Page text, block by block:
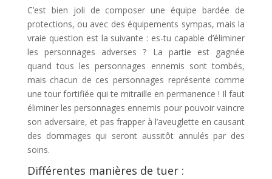
C’est bien joli de composer une équipe bardée de
protections, ou avec des équipements sympas, mais la
vraie question est la suivante : es-tu capable d’éliminer
les personnages adverses ? La partie est gagnée
quand tous les personnages ennemis sont tombés,
mais chacun de ces personnages représente comme
une tour fortifiée qui te mitraille en permanence ! Il faut
éliminer les personnages ennemis pour pouvoir vaincre
son adversaire, et pas frapper à l’aveuglette en causant
des dommages qui seront aussitôt annulés par des
soins.
Différentes manières de tuer :